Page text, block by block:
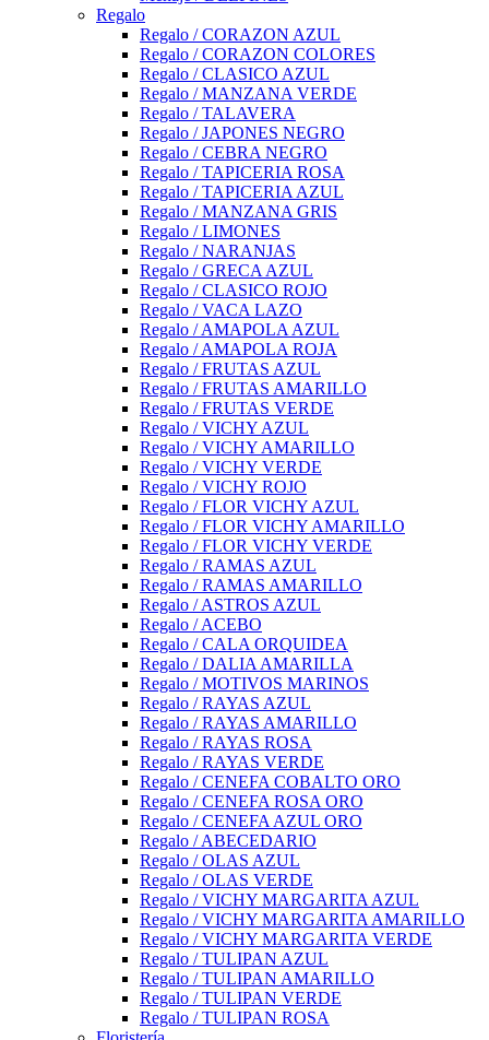
Regalo
Regalo / CORAZON AZUL
Regalo / CORAZON COLORES
Regalo / CLASICO AZUL
Regalo / MANZANA VERDE
Regalo / TALAVERA
Regalo / JAPONES NEGRO
Regalo / CEBRA NEGRO
Regalo / TAPICERIA ROSA
Regalo / TAPICERIA AZUL
Regalo / MANZANA GRIS
Regalo / LIMONES
Regalo / NARANJAS
Regalo / GRECA AZUL
Regalo / CLASICO ROJO
Regalo / VACA LAZO
Regalo / AMAPOLA AZUL
Regalo / AMAPOLA ROJA
Regalo / FRUTAS AZUL
Regalo / FRUTAS AMARILLO
Regalo / FRUTAS VERDE
Regalo / VICHY AZUL
Regalo / VICHY AMARILLO
Regalo / VICHY VERDE
Regalo / VICHY ROJO
Regalo / FLOR VICHY AZUL
Regalo / FLOR VICHY AMARILLO
Regalo / FLOR VICHY VERDE
Regalo / RAMAS AZUL
Regalo / RAMAS AMARILLO
Regalo / ASTROS AZUL
Regalo / ACEBO
Regalo / CALA ORQUIDEA
Regalo / DALIA AMARILLA
Regalo / MOTIVOS MARINOS
Regalo / RAYAS AZUL
Regalo / RAYAS AMARILLO
Regalo / RAYAS ROSA
Regalo / RAYAS VERDE
Regalo / CENEFA COBALTO ORO
Regalo / CENEFA ROSA ORO
Regalo / CENEFA AZUL ORO
Regalo / ABECEDARIO
Regalo / OLAS AZUL
Regalo / OLAS VERDE
Regalo / VICHY MARGARITA AZUL
Regalo / VICHY MARGARITA AMARILLO
Regalo / VICHY MARGARITA VERDE
Regalo / TULIPAN AZUL
Regalo / TULIPAN AMARILLO
Regalo / TULIPAN VERDE
Regalo / TULIPAN ROSA